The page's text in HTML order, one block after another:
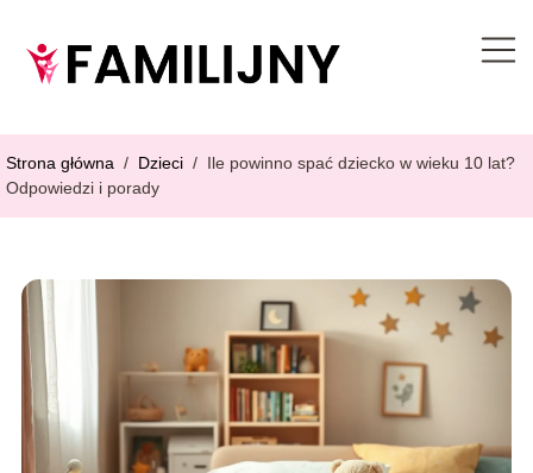
Strona główna / Dzieci / Ile powinno spać dziecko w wieku 10 lat?
Odpowiedzi i porady